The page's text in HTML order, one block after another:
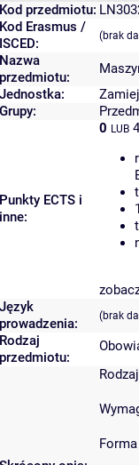
Kod przedmiotu:
Kod Erasmus /
ISCED:
(brak
Nazwa
przedmiotu:
Jednostka:
Grupy:
Punkty ECTS i
inne:
0 LUB
Język
prowadzenia:
(brak
Rodzaj
przedmiotu: